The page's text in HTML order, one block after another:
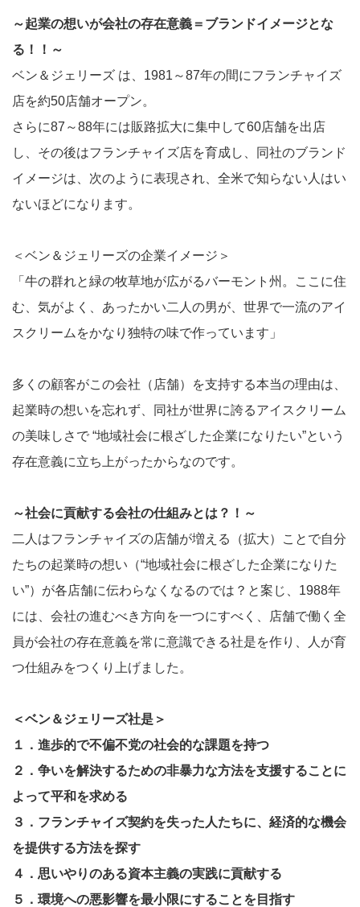
～起業の想いが会社の存在意義＝ブランドイメージとな
る！！～
ベン＆ジェリーズ は、1981～87年の間にフランチャイズ
店を約50店舗オープン。
さらに87～88年には販路拡大に集中して60店舗を出店
し、その後はフランチャイズ店を育成し、同社のブランド
イメージは、次のように表現され、全米で知らない人はい
ないほどになります。
＜ベン＆ジェリーズの企業イメージ＞
「牛の群れと緑の牧草地が広がるバーモント州。ここに住
む、気がよく、あったかい二人の男が、世界で一流のアイ
スクリームをかなり独特の味で作っています」
多くの顧客がこの会社（店舗）を支持する本当の理由は、
起業時の想いを忘れず、同社が世界に誇るアイスクリーム
の美味しさで “地域社会に根ざした企業になりたい”という
存在意義に立ち上がったからなのです。
～社会に貢献する会社の仕組みとは？！～
二人はフランチャイズの店舗が増える（拡大）ことで自分
たちの起業時の想い（“地域社会に根ざした企業になりた
い”）が各店舗に伝わらなくなるのでは？と案じ、1988年
には、会社の進むべき方向を一つにすべく、店舗で働く全
員が会社の存在意義を常に意識できる社是を作り、人が育
つ仕組みをつくり上げました。
＜ベン＆ジェリーズ社是＞
１．進歩的で不偏不党の社会的な課題を持つ
２．争いを解決するための非暴力な方法を支援することに
よって平和を求める
３．フランチャイズ契約を失った人たちに、経済的な機会
を提供する方法を探す
４．思いやりのある資本主義の実践に貢献する
５．環境への悪影響を最小限にすることを目指す